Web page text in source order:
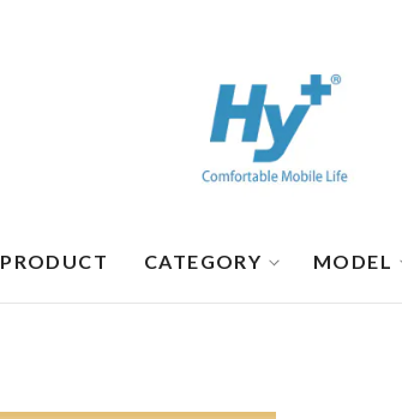
PRODUCT CATEGORY MODEL